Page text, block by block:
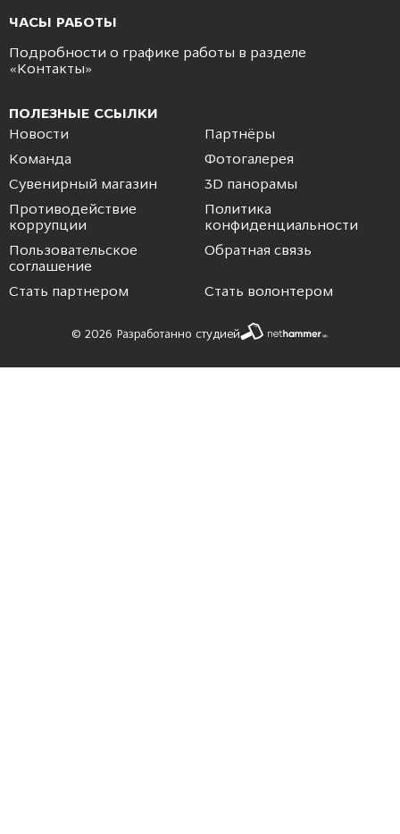
ЧАСЫ РАБОТЫ
Подробности о графике работы в разделе
«Контакты»
ПОЛЕЗНЫЕ ССЫЛКИ
Новости
Партнёры
Команда
Фотогалерея
Сувенирный магазин
3D панорамы
Противодействие
коррупции
Политика
конфиденциальности
Пользовательское
соглашение
Обратная связь
Стать партнером Стать волонтером
© 2026 Разработанно студией